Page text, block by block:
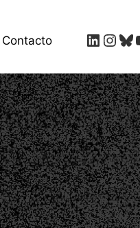
Contacto